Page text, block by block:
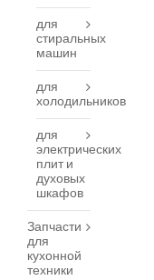
для
стиральных
машин
для
холодильников
для
электрических
плит и
духовых
шкафов
Запчасти
для
кухонной
техники